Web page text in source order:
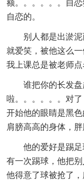
额。。。。。。自
自恋的。
别人都是出淤
就爱笑，被他这么
我上课总是被老师点
谁把你的长发
啦。。。。。。对
开始他的眼睛是黑
肩膀高高的身体，
他的爱好是踢
有一次踢球，他把
他得意了球被抢了，